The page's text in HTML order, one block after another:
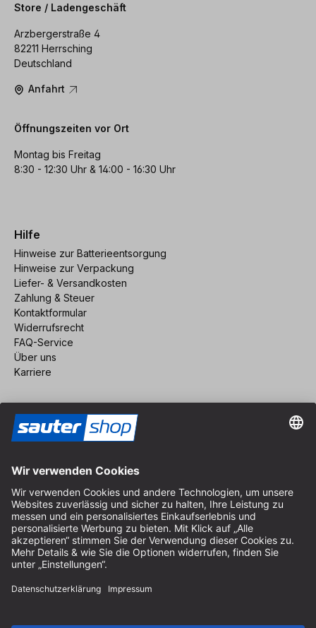
Store / Ladengeschäft
Arzbergerstraße 4
82211 Herrsching
Deutschland
Anfahrt
Öffnungszeiten vor Ort
Montag bis Freitag
8:30 - 12:30 Uhr & 14:00 - 16:30 Uhr
Hilfe
Hinweise zur Batterieentsorgung
Hinweise zur Verpackung
Liefer- & Versandkosten
Zahlung & Steuer
Kontaktformular
Widerrufsrecht
FAQ-Service
Über uns
Karriere
Impressum
AGB
Datenschutz
Cookie-Einstellungen
© 2026 sauter GmbH
* kostenloser Versand ab 150 Euro Bestellwert innerhalb